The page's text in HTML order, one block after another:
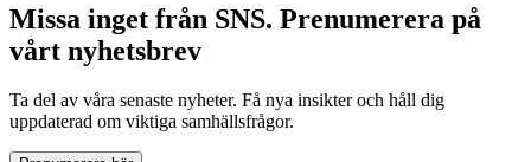
Missa inget från SNS. Prenumerera på
vårt nyhetsbrev
Ta del av våra senaste nyheter. Få nya insikter och håll dig
uppdaterad om viktiga samhällsfrågor.